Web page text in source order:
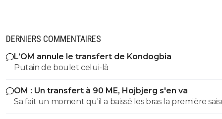
DERNIERS COMMENTAIRES
L’OM annule le transfert de Kondogbia
Putain de boulet celui-là
OM : Un transfert à 90 ME, Hojbjerg s'en va
Sa fait un moment qu'il a baissé les bras la première
etait top mais depuis quelques match etait en dessus.